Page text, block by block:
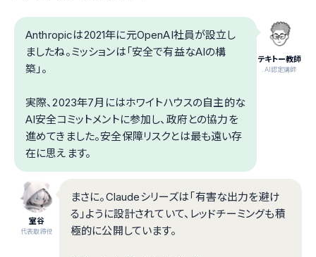
テキトー教師
.AI認定講師
Anthropicは2021年に元OpenAI社員が設立し
ましたね。ミッションは「安全で有益なAIの構
築」。
実際、2023年7月にはホワイトハウスの自主的な
AI安全コミットメントに参加し、政府との協力を
進めてきました。安全保障リスクとは最も遠い存
在に思えます。
室谷
代表取締役
まさに。Claudeシリーズは「有害な出力を避け
る」ように設計されていて、レッドチーミングも積
極的に公開しています。